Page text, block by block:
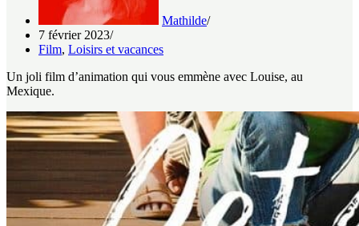
Mathilde
7 février 2023
Film, Loisirs et vacances
Un joli film d’animation qui vous emmène avec Louise, au
Mexique.